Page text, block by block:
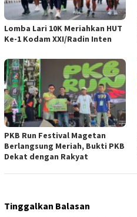
Lomba Lari 10K Meriahkan HUT
Ke-1 Kodam XXI/Radin Inten
PKB Run Festival Magetan
Berlangsung Meriah, Bukti PKB
Dekat dengan Rakyat
Tinggalkan Balasan